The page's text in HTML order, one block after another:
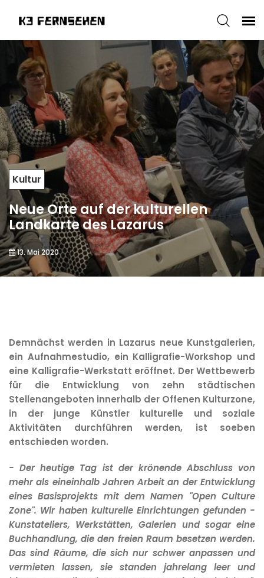
Kultur
Neue Orte auf der kulturellen
Landkarte des Lazarus
13. Mai 2020
Demnächst werden in Lazarus neue Kunstgalerien,
ein Aufnahmestudio, ein Kalligrafie-Workshop und
eine Kalligrafie-Werkstatt eröffnet. Der Wettbewerb
für die Entwicklung von zehn städtischen
Stellenangeboten innerhalb der Offenen Kulturzone,
in der junge Künstler kulturelle und soziale
Aktivitäten durchführen werden, ist soeben
entschieden worden.
- Der heutige Tag ist der krönende Abschluss von
mehr als eineinhalb Jahren Arbeit an der Entwicklung
eines Basisprojekts mit dem Namen "Open Culture
Zone". Wir haben kulturelle Einrichtungen gefunden -
Kunstateliers, Werkstätten, Galerien und sogar eine
Buchhandlung, die den freien Raum besetzen werden.
Das sind Räume, die sich nur schwer anpassen und
vermieten lassen, sie standen jahrelang leer und